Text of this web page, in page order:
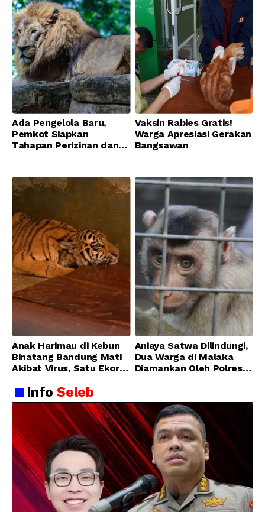
Ada Pengelola Baru,
Pemkot Siapkan
Tahapan Perizinan dan
Vaksin Rabies Gratis!
Warga Apresiasi Gerakan
Bangsawan
Anak Harimau di Kebun
Binatang Bandung Mati
Akibat Virus, Satu Ekor
Membaik
Aniaya Satwa Dilindungi,
Dua Warga di Malaka
Diamankan Oleh Polres
InfoSeleb